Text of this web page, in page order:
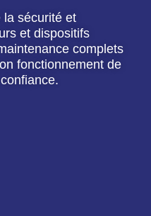
la sécurité et
et dispositifs
complets
fonctionnement de